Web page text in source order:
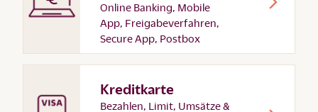
Online Banking, Mobile
App, Freigabeverfahren,
Secure App, Postbox
Kreditkarte
Bezahlen, Limit, Umsätze &